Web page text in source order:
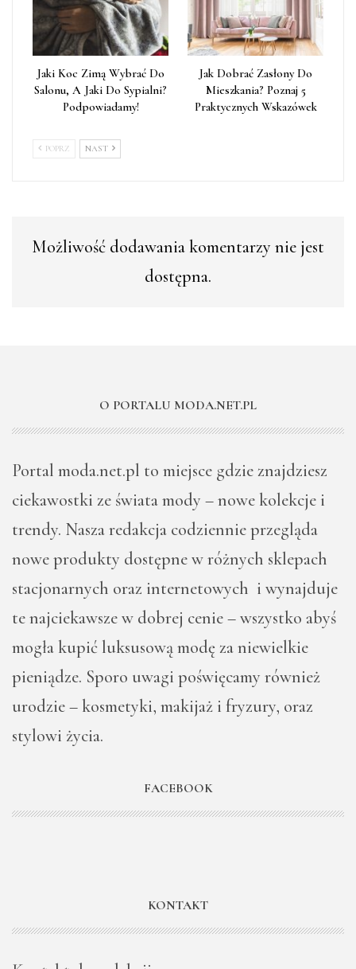
Jaki Koc Zimą Wybrać Do
Salonu, A Jaki Do Sypialni?
Podpowiadamy!
Jak Dobrać Zasłony Do
Mieszkania? Poznaj 5
Praktycznych Wskazówek
POPRZ NAST
Możliwość dodawania komentarzy nie jest
dostępna.
O PORTALU MODA.NET.PL
Portal moda.net.pl to miejsce gdzie znajdziesz
ciekawostki ze świata mody – nowe kolekcje i
trendy. Nasza redakcja codziennie przegląda
nowe produkty dostępne w różnych sklepach
stacjonarnych oraz internetowych i wynajduje
te najciekawsze w dobrej cenie – wszystko abyś
mogła kupić luksusową modę za niewielkie
pieniądze. Sporo uwagi poświęcamy również
urodzie – kosmetyki, makijaż i fryzury, oraz
stylowi życia.
FACEBOOK
KONTAKT